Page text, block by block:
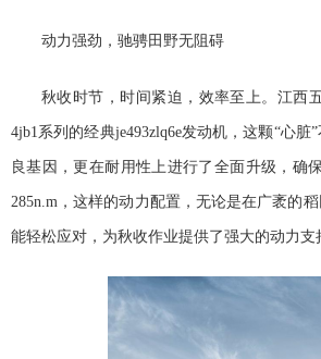
动力强劲，驰骋田野无阻碍
秋收时节，时间紧迫，效率至上。江西
4jb1系列的经典je493zlq6e发动机，这颗“心脏
良基因，更在耐用性上进行了全面升级，确
285n.m，这样的动力配置，无论是在广袤的
能轻松应对，为秋收作业提供了强大的动力支